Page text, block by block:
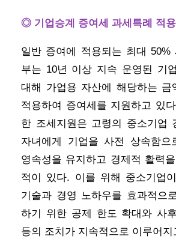
◎ 기업승계 증여세 과세특례 적
일반 증여에 적용되는 최대 50%
부는 10년 이상 지속 운영된 기
대해 가업용 자산에 해당하는 금
적용하여 증여세를 지원하고 있
한 조세지원은 고령의 중소기업
자녀에게 기업을 사전 상속함으
영속성을 유지하고 경제적 활력
적이 있다. 이를 위해 중소기업
기술과 경영 노하우를 효과적으
하기 위한 공제 한도 확대와 사
등의 조치가 지속적으로 이루어지